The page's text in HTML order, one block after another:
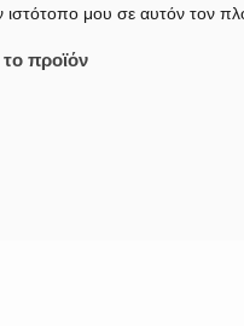
μου σε αυτόν τον
προϊόν